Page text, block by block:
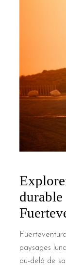
paysages
au-delà de